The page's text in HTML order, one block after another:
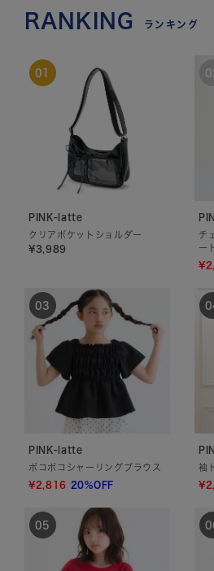
RANKING ランキング
PINK-latte
クリアポケットショルダー
¥3,989
チ
ー
PINK-latte
ポコポコシャーリングブラウス
¥2,816 20%OFF
袖